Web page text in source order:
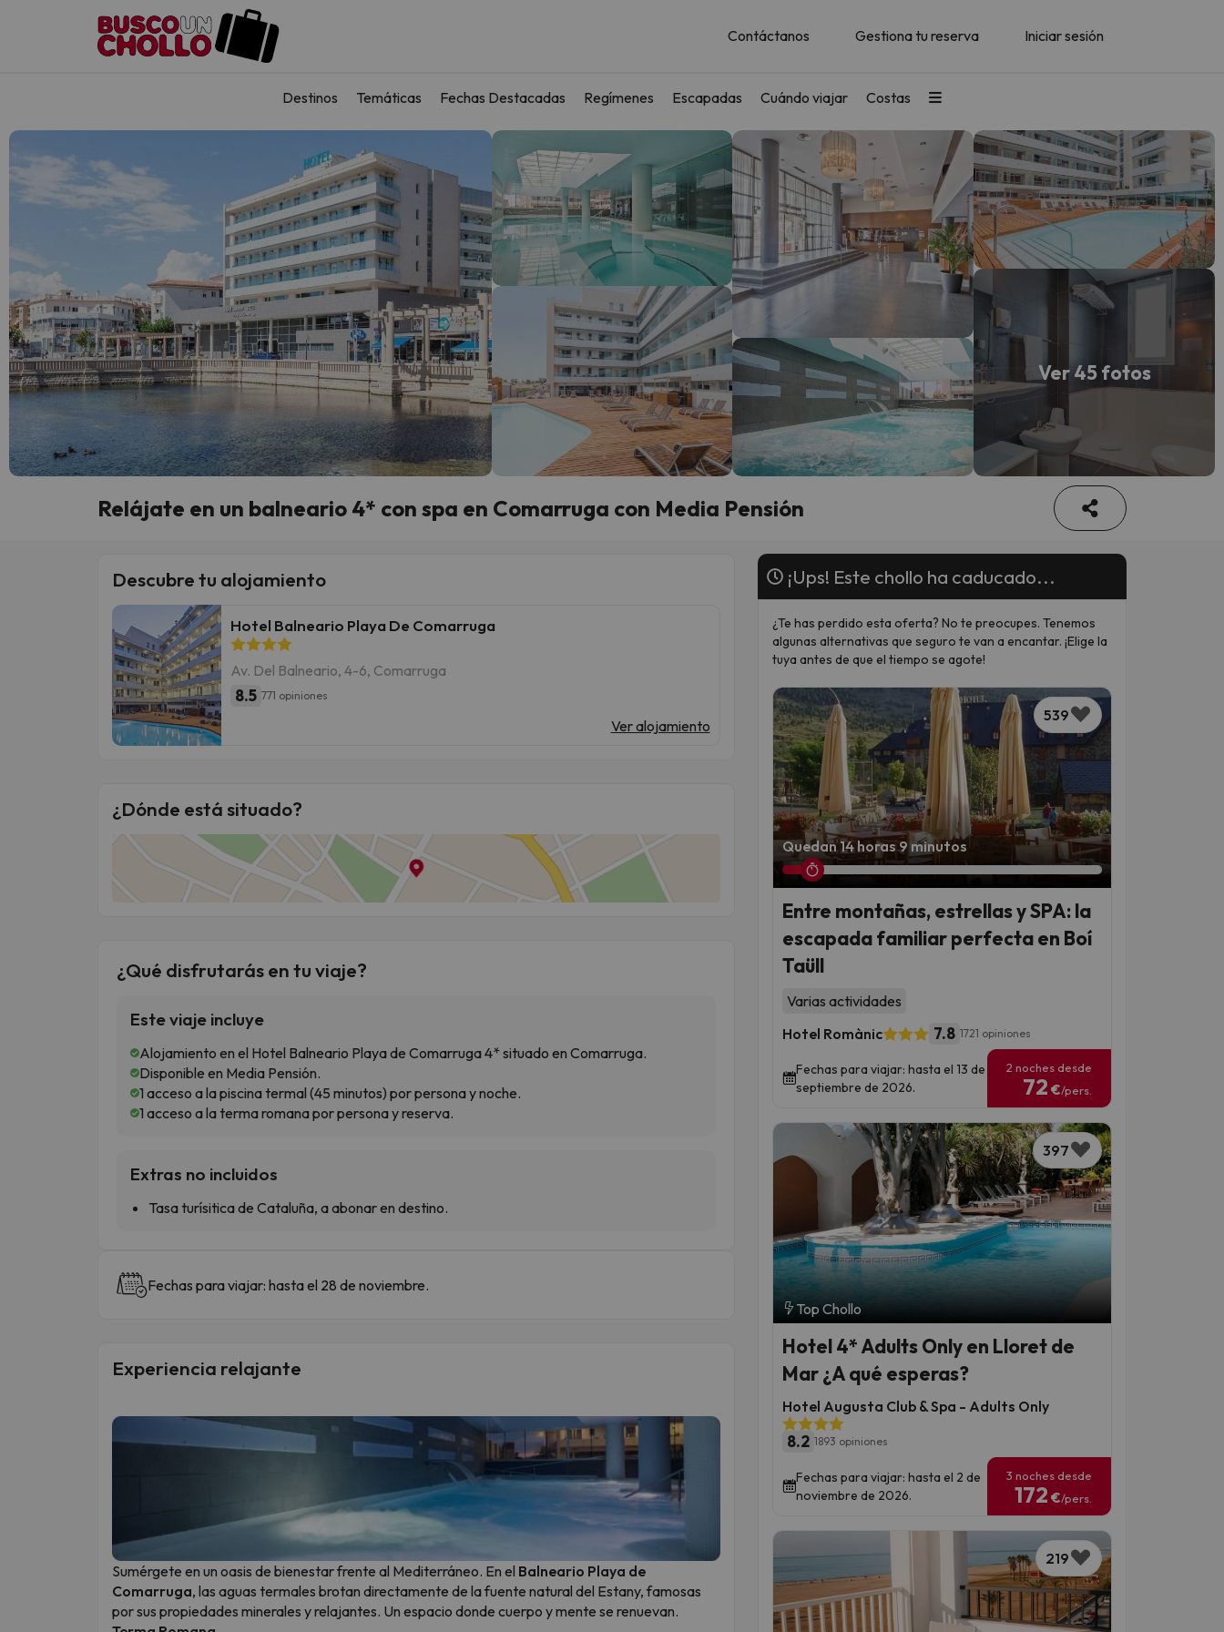
Contáctanos Gestiona tu reserva Iniciar sesión
Destinos Temáticas Fechas Destacadas Regímenes Escapadas Cuándo viajar Costas
Ver 45 fotos
Relájate en un balneario 4* con spa en Comarruga con Media Pensión
Descubre tu alojamiento
Hotel Balneario Playa De Comarruga
Av. Del Balneario, 4-6, Comarruga
8.5 771 opiniones
Ver alojamiento
¿Dónde está situado?
¿Qué disfrutarás en tu viaje?
Este viaje incluye
Alojamiento en el Hotel Balneario Playa de Comarruga 4* situado en Comarruga.
Disponible en Media Pensión.
1 acceso a la piscina termal (45 minutos) por persona y noche.
1 acceso a la terma romana por persona y reserva.
Extras no incluidos
Tasa turísitica de Cataluña, a abonar en destino.
Fechas para viajar: hasta el 28 de noviembre.
Experiencia relajante
Sumérgete en un oasis de bienestar frente al Mediterráneo. En el Balneario Playa de
Comarruga, las aguas termales brotan directamente de la fuente natural del Estany, famosas
por sus propiedades minerales y relajantes. Un espacio donde cuerpo y mente se renuevan.
¡Ups! Este chollo ha caducado...
¿Te has perdido esta oferta? No te preocupes. Tenemos
algunas alternativas que seguro te van a encantar. ¡Elige la
tuya antes de que el tiempo se agote!
539
Quedan 14 horas 9 minutos
Entre montañas, estrellas y SPA: la
escapada familiar perfecta en Boí
Taüll
Varias actividades
Hotel Romànic
7.8 1721 opiniones
Fechas para viajar: hasta el 13 de
septiembre de 2026.
2 noches desde
72 €/pers.
397
Top Chollo
Hotel 4* Adults Only en Lloret de
Mar ¿A qué esperas?
Hotel Augusta Club & Spa - Adults Only
8.2 1893 opiniones
Fechas para viajar: hasta el 2 de
noviembre de 2026.
3 noches desde
172 €/pers.
219